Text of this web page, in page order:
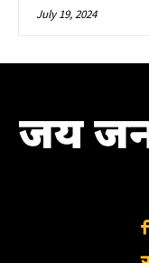
July 19, 2024
जय